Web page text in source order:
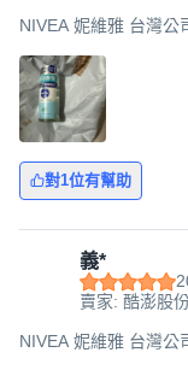
NIVEA 妮維雅 台灣
對1位有幫助
義*
賣家: 酷澎股
NIVEA 妮維雅 台灣